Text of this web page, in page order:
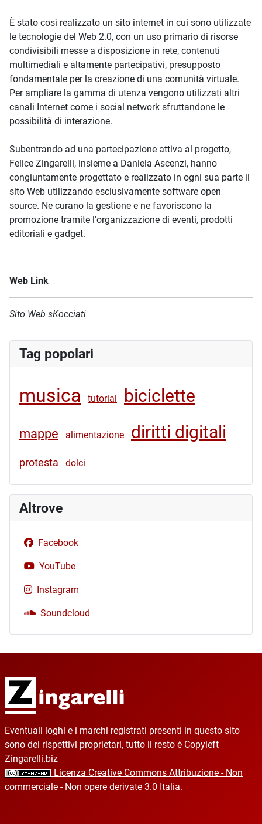
È stato così realizzato un sito internet in cui sono utilizzate
le tecnologie del Web 2.0, con un uso primario di risorse
condivisibili messe a disposizione in rete, contenuti
multimediali e altamente partecipativi, presupposto
fondamentale per la creazione di una comunità virtuale.
Per ampliare la gamma di utenza vengono utilizzati altri
canali Internet come i social network sfruttandone le
possibilità di interazione.
Subentrando ad una partecipazione attiva al progetto,
Felice Zingarelli, insieme a Daniela Ascenzi, hanno
congiuntamente progettato e realizzato in ogni sua parte il
sito Web utilizzando esclusivamente software open
source. Ne curano la gestione e ne favoriscono la
promozione tramite l'organizzazione di eventi, prodotti
editoriali e gadget.
Web Link
Sito Web sKocciati
Tag popolari
musica tutorial biciclette
mappe alimentazione diritti digitali
protesta dolci
Altrove
Facebook
YouTube
Instagram
Soundcloud
Eventuali loghi e i marchi registrati presenti in questo sito
sono dei rispettivi proprietari, tutto il resto è Copyleft
Zingarelli.biz
Licenza Creative Commons Attribuzione - Non
commerciale - Non opere derivate 3.0 Italia.